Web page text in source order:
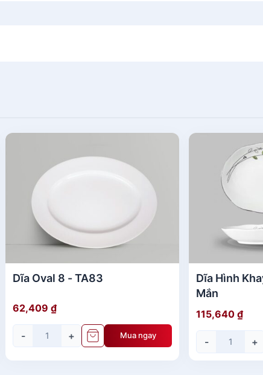
Dĩa Oval 8 - TA83
62,409 ₫
- + Mua ngay
Dĩa Hình
Mắn
115,640 ₫
- +